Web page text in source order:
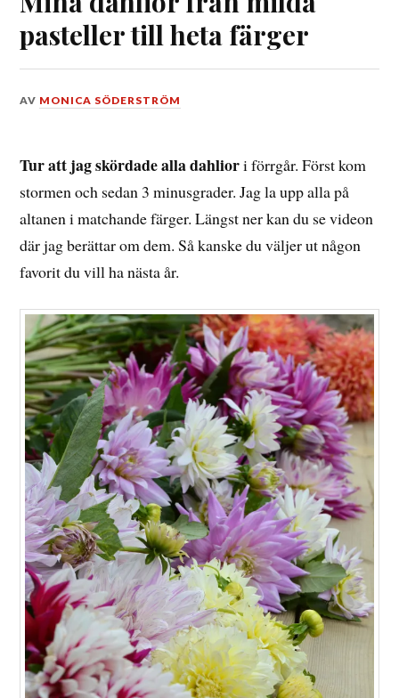
pasteller till heta färger
DEN
2018
AV MONICA SÖDERSTRÖM
Tur att jag skördade alla dahliori förrgår. Först kom
stormen och sedan 3 minusgrader. Jag la upp alla på
altanen i matchande färger. Längst ner kan du se videon
där jag berättar om dem. Så kanske du väljer ut någon
favorit du vill ha nästa år.